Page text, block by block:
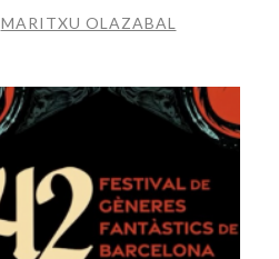
MARITXU OLAZABAL